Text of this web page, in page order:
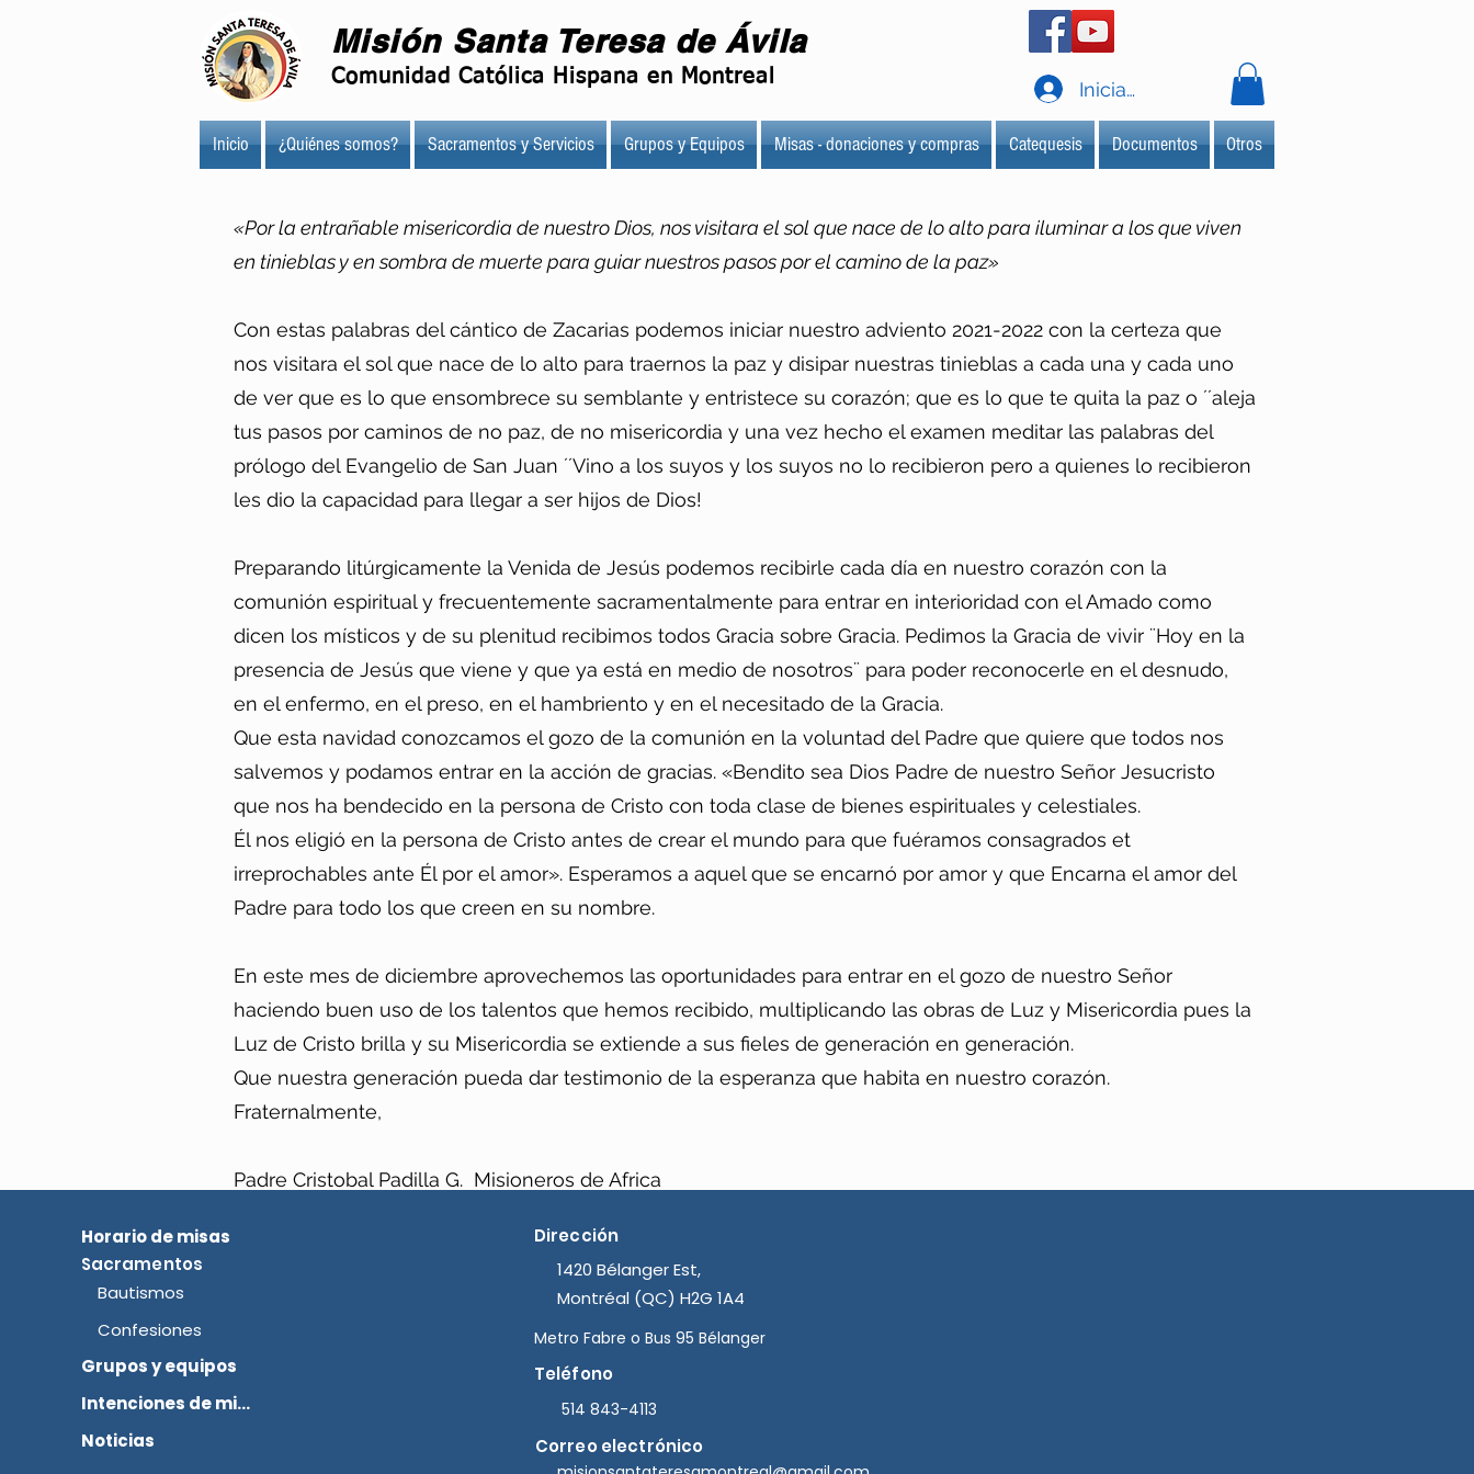
Misión Santa Teresa de Ávila
Comunidad Católica Hispana en Montreal
Iniciar sesión
Inicio ¿Quiénes somos? Sacramentos y Servicios Grupos y Equipos Misas - donaciones y compras Catequesis Documentos Otros
«Por la entrañable misericordia de nuestro Dios, nos visitara el sol que nace de lo alto para iluminar a los que viven
en tinieblas y en sombra de muerte para guiar nuestros pasos por el camino de la paz»
Con estas palabras del cántico de Zacarias podemos iniciar nuestro adviento 2021-2022 con la certeza que
nos visitara el sol que nace de lo alto para traernos la paz y disipar nuestras tinieblas a cada una y cada uno
de ver que es lo que ensombrece su semblante y entristece su corazón; que es lo que te quita la paz o ´´aleja
tus pasos por caminos de no paz, de no misericordia y una vez hecho el examen meditar las palabras del
prólogo del Evangelio de San Juan ´´Vino a los suyos y los suyos no lo recibieron pero a quienes lo recibieron
les dio la capacidad para llegar a ser hijos de Dios!
Preparando litúrgicamente la Venida de Jesús podemos recibirle cada día en nuestro corazón con la
comunión espiritual y frecuentemente sacramentalmente para entrar en interioridad con el Amado como
dicen los místicos y de su plenitud recibimos todos Gracia sobre Gracia. Pedimos la Gracia de vivir ¨Hoy en la
presencia de Jesús que viene y que ya está en medio de nosotros¨ para poder reconocerle en el desnudo,
en el enfermo, en el preso, en el hambriento y en el necesitado de la Gracia.
Que esta navidad conozcamos el gozo de la comunión en la voluntad del Padre que quiere que todos nos
salvemos y podamos entrar en la acción de gracias. «Bendito sea Dios Padre de nuestro Señor Jesucristo
que nos ha bendecido en la persona de Cristo con toda clase de bienes espirituales y celestiales.
Él nos eligió en la persona de Cristo antes de crear el mundo para que fuéramos consagrados et
irreprochables ante Él por el amor». Esperamos a aquel que se encarnó por amor y que Encarna el amor del
Padre para todo los que creen en su nombre.
En este mes de diciembre aprovechemos las oportunidades para entrar en el gozo de nuestro Señor
haciendo buen uso de los talentos que hemos recibido, multiplicando las obras de Luz y Misericordia pues la
Luz de Cristo brilla y su Misericordia se extiende a sus fieles de generación en generación.
Que nuestra generación pueda dar testimonio de la esperanza que habita en nuestro corazón.
Fraternalmente,
Padre Cristobal Padilla G. Misioneros de Africa
Intenciones de misa
Noticias
Grupos y equipos
Confesiones
Horario de misas
Sacramentos
Bautismos
Dirección
1420 Bélanger Est,
Montréal (QC) H2G 1A4
Metro Fabre o Bus 95 Bélanger
Teléfono
514 843-4113
Correo electrónico